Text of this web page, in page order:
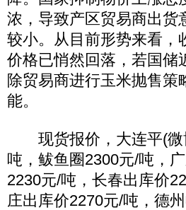
浓，导致产区贸易商出货
较小。从目前形势来看，
价格已悄然回落，若国储
除贸易商进行玉米抛售
能。
现货报价，大连平(微
吨，鲅鱼圈2300元/吨，
2230元/吨，长春出库价
庄出库价2270元/吨，德